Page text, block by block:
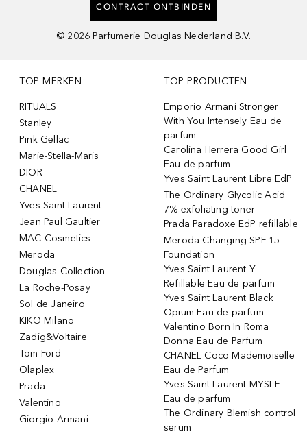
CONTRACT ONTBINDEN
© 2026 Parfumerie Douglas Nederland B.V.
TOP MERKEN
RITUALS
Stanley
Pink Gellac
Marie-Stella-Maris
DIOR
CHANEL
Yves Saint Laurent
Jean Paul Gaultier
MAC Cosmetics
Meroda
Douglas Collection
La Roche-Posay
Sol de Janeiro
KIKO Milano
Zadig&Voltaire
Tom Ford
Olaplex
Prada
Valentino
Giorgio Armani
TOP PRODUCTEN
Emporio Armani Stronger
With You Intensely Eau de
parfum
Carolina Herrera Good Girl
Eau de parfum
Yves Saint Laurent Libre EdP
The Ordinary Glycolic Acid
7% exfoliating toner
Prada Paradoxe EdP refillable
Meroda Changing SPF 15
Foundation
Yves Saint Laurent Y
Refillable Eau de parfum
Yves Saint Laurent Black
Opium Eau de parfum
Valentino Born In Roma
Donna Eau de Parfum
CHANEL Coco Mademoiselle
Eau de Parfum
Yves Saint Laurent MYSLF
Eau de parfum
The Ordinary Blemish control
serum